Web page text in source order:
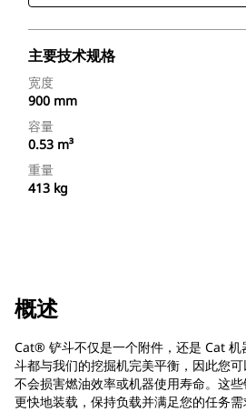
主要技术规格
宽度
900 mm
容量
0.53 m³
重量
413 kg
概述
Cat® 铲斗不仅是一个附件，还是 Cat 机
斗都与我们的挖掘机完美平衡，因此您
不会损害燃油效率或机器使用寿命。这
更快地装载，保持负载并满足您的任务需